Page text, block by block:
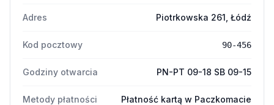
Adres Piotrkowska 261, Łódź
Kod pocztowy 90-456
Godziny otwarcia PN-PT 09-18 SB 09-15
Metody płatności Płatność kartą w Paczkomacie